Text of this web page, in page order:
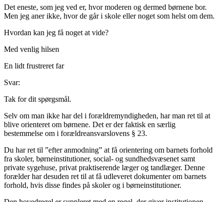
Det eneste, som jeg ved er, hvor moderen og dermed børnene bor.
Men jeg aner ikke, hvor de går i skole eller noget som helst om dem.
Hvordan kan jeg få noget at vide?
Med venlig hilsen
En lidt frustreret far
Svar:
Tak for dit spørgsmål.
Selv om man ikke har del i forældremyndigheden, har man ret til at
blive orienteret om børnene. Det er der faktisk en særlig
bestemmelse om i forældreansvarslovens § 23.
Du har ret til ”efter anmodning” at få orientering om barnets forhold
fra skoler, børneinstitutioner, social- og sundhedsvæsenet samt
private sygehuse, privat praktiserende læger og tandlæger. Denne
forælder har desuden ret til at få udleveret dokumenter om barnets
forhold, hvis disse findes på skoler og i børneinstitutioner.